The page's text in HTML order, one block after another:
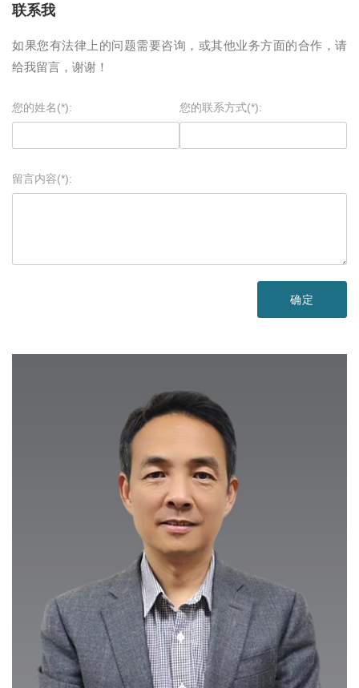
联系我
如果您有法律上的问题需要咨询，或其他业务方面的合作，请
给我留言，谢谢！
您的姓名(*): 您的联系方式(*):
留言内容(*):